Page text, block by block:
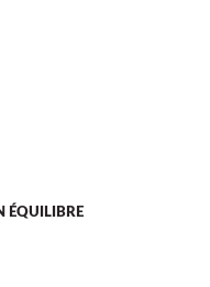
ÉQUILIBRE